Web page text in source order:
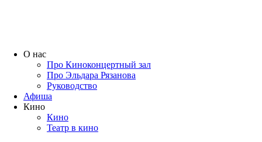
О нас
Про Киноконцертный зал
Про Эльдара Рязанова
Руководство
Афиша
Кино
Кино
Театр в кино